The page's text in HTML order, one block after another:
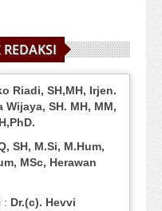
Riadi, SH,MH, Irjen.
Wijaya, SH. MH, MM,
SH, M.Si, M.Hum,
MSc, Herawan
: Dr.(c). Hevvi